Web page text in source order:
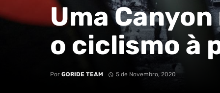
Uma
o ciclismo à
Por GORIDE TEAM 5 de Novembro, 2020